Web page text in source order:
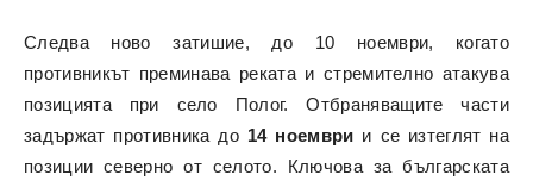
Следва ново затишие, до 10 ноември, когато
противникът преминава реката и стремително атакува
позицията при село Полог. Отбраняващите части
задържат противника до 14 ноември и се изтеглят на
позиции северно от селото. Ключова за българската